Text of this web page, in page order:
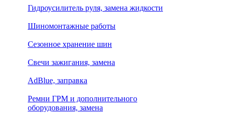
Гидроусилитель руля, замена жидкости
Шиномонтажные работы
Сезонное хранение шин
Свечи зажигания, замена
AdBlue, заправка
Ремни ГРМ и дополнительного
оборудования, замена